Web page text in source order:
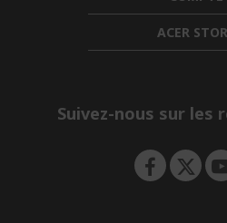
n
ACER
Suivez-nous sur les